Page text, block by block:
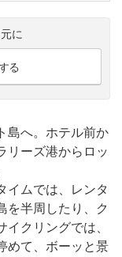
に
る
島へ。ホテル前か
リーズ港からロッ
イムでは、レンタ
を半周したり、ク
クリングでは、
めて、ボーッと景